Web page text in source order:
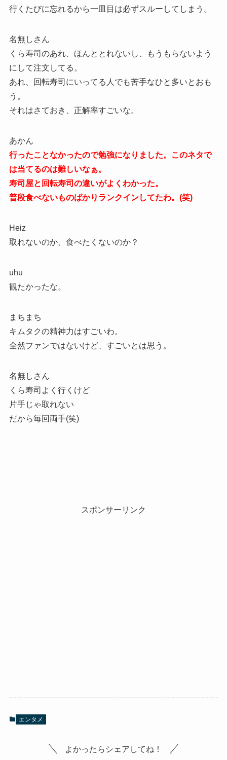
行くたびに忘れるから一皿目は必ずスルーしてしまう。
名無しさん
くら寿司のあれ、ほんととれないし、もうもらないよう
にして注文してる。
あれ、回転寿司にいってる人でも苦手なひと多いとおも
う。
それはさておき、正解率すごいな。
あかん
行ったことなかったので勉強になりました。このネタで
は当てるのは難しいなぁ。
寿司屋と回転寿司の違いがよくわかった。
普段食べないものばかりランクインしてたわ。(笑)
Heiz
取れないのか、食べたくないのか？
uhu
観たかったな。
まちまち
キムタクの精神力はすごいわ。
全然ファンではないけど、すごいとは思う。
名無しさん
くら寿司よく行くけど
片手じゃ取れない
だから毎回両手(笑)
スポンサーリンク
エンタメ
よかったらシェアしてね！